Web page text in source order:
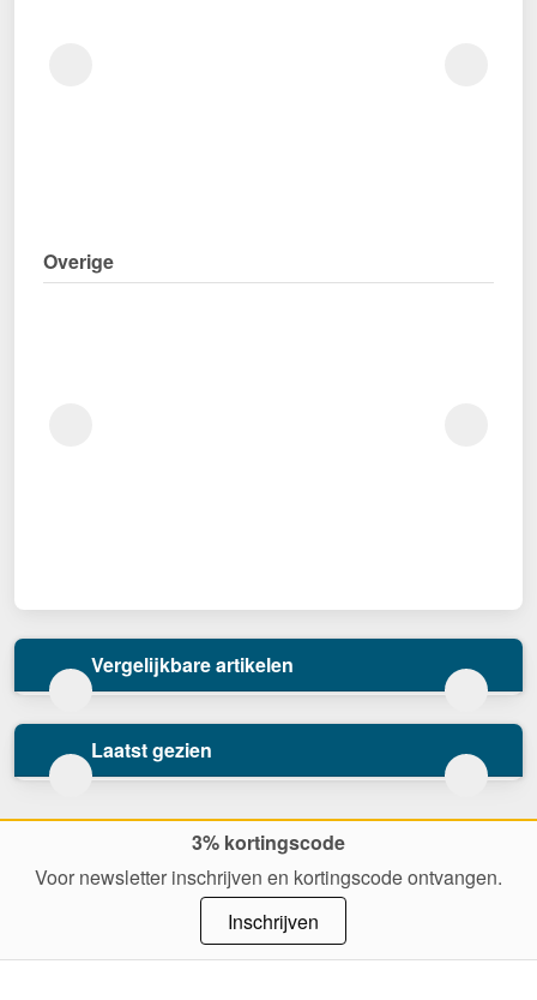
Overige
Vergelijkbare artikelen
Laatst gezien
3% kortingscode
Voor newsletter inschrijven en kortingscode ontvangen.
Inschrijven